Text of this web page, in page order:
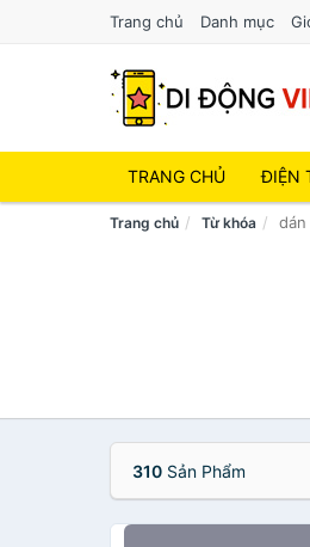
Trang chủ Danh mục
TRANG CHỦ ĐIỆN
Trang chủ Từ khóa dán
310 Sản Phẩm